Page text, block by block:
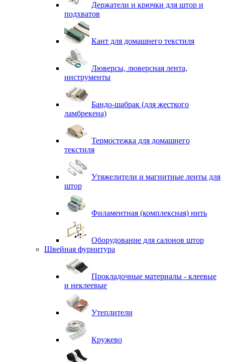
Держатели и крючки для штор и
подхватов
Кант для домашнего текстиля
Люверсы, люверсная лента,
инструменты
Бандо-шабрак (для жесткого
ламбрекена)
Термостежка для домашнего
текстиля
Утяжелители и магнитные ленты для
штор
Филаментная (комплексная) нить
Оборудование для салонов штор
Швейная фурнитура
Прокладочные материалы - клеевые
и неклеевые
Утеплители
Кружево